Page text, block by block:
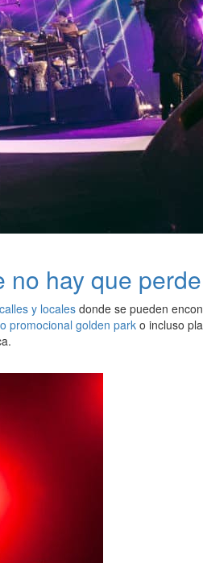
hay que
y locales donde se pueden
promocional golden parko incluso